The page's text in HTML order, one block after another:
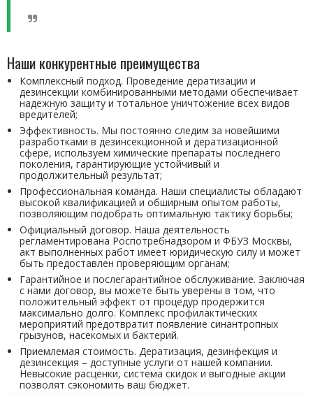
Наши конкурентные преимущества
Комплексный подход. Проведение дератизации и
дезинсекции комбинированными методами обеспечивает
надежную защиту и тотальное уничтожение всех видов
вредителей;
Эффективность. Мы постоянно следим за новейшими
разработками в дезинсекционной и дератизационной
сфере, используем химические препараты последнего
поколения, гарантирующие устойчивый и
продолжительный результат;
Профессиональная команда. Наши специалисты обладают
высокой квалификацией и обширным опытом работы,
позволяющим подобрать оптимальную тактику борьбы;
Официальный договор. Наша деятельность
регламентирована Роспотребнадзором и ФБУЗ Москвы,
акт выполненных работ имеет юридическую силу и может
быть предоставлен проверяющим органам;
Гарантийное и послегарантийное обслуживание. Заключая
с нами договор, вы можете быть уверены в том, что
положительный эффект от процедур продержится
максимально долго. Комплекс профилактических
мероприятий предотвратит появление синантропных
грызунов, насекомых и бактерий.
Приемлемая стоимость. Дератизация, дезинфекция и
дезинсекция – доступные услуги от нашей компании.
Невысокие расценки, система скидок и выгодные акции
позволят сэкономить ваш бюджет.